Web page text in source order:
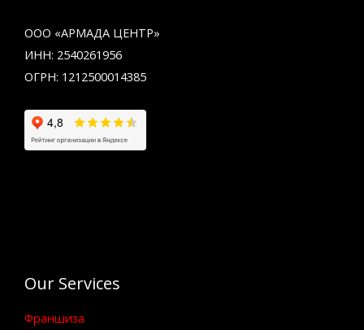
ООО «АРМАДА ЦЕНТР»
ИНН: 2540261956
ОГРН: 1212500014385
Our Services
Франшиза